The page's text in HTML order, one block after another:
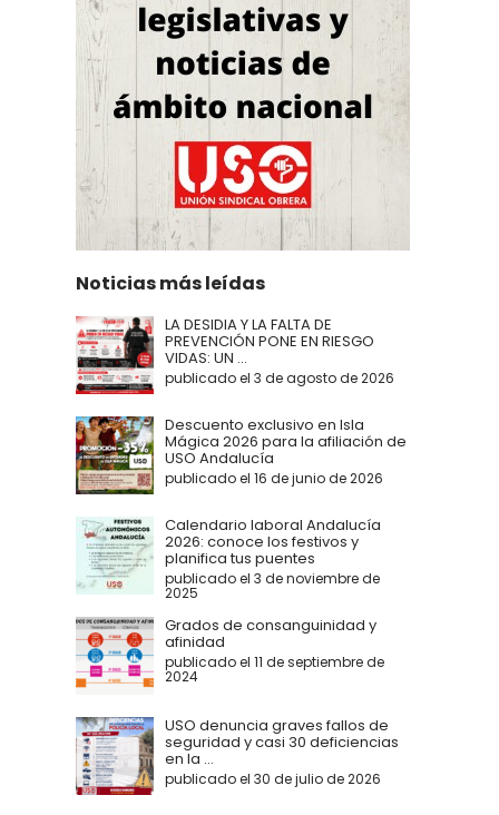
Noticias más leídas
LA DESIDIA Y LA FALTA DE
PREVENCIÓN PONE EN RIESGO
VIDAS: UN ...
publicado el 3 de agosto de 2026
Descuento exclusivo en Isla
Mágica 2026 para la afiliación de
USO Andalucía
publicado el 16 de junio de 2026
Calendario laboral Andalucía
2026: conoce los festivos y
planifica tus puentes
publicado el 3 de noviembre de
2025
Grados de consanguinidad y
afinidad
publicado el 11 de septiembre de
2024
USO denuncia graves fallos de
seguridad y casi 30 deficiencias
en la ...
publicado el 30 de julio de 2026